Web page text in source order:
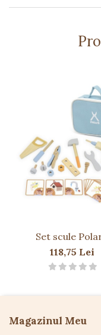
Caracteristici:
Sculele sunt
Ușor de
cu mâner.
Conținut set:
1 ciocan
1 fierăstrău
1 bormașină cu
Șuruburi și
Detalii tehnice:
Dimensiuni
Funcționează
Atenționări:
Set scule
118,75 Lei
Magazinul Meu